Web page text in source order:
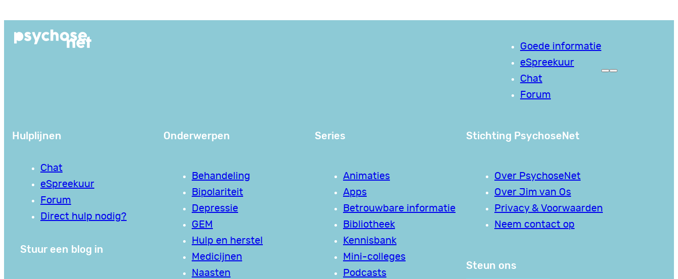
de
Goede informatie
eSpreekuur
Chat
Forum
Hulplijnen
Chat
eSpreekuur
Forum
Direct hulp nodig?
Stuur een blog in
Onderwerpen
Behandeling
Bipolariteit
Depressie
GEM
Hulp en herstel
Medicijnen
Naasten
Series
Animaties
Apps
Betrouwbare informatie
Bibliotheek
Kennisbank
Mini-colleges
Podcasts
Stichting PsychoseNet
Over PsychoseNet
Over Jim van Os
Privacy & Voorwaarden
Neem contact op
Steun ons